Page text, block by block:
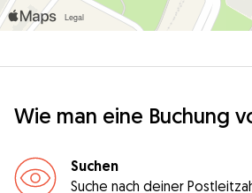
Wie man eine Buchung
Suchen
Suche nach deiner